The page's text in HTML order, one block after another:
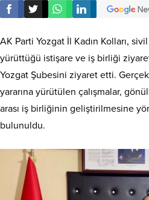
AK Parti Yozgat İl Kadın Kolları,
yürüttüğü istişare ve iş birliği
Yozgat Şubesini ziyaret etti.
yararına yürütülen çalışmalar,
arası iş birliğinin geliştirilmesine
bulunuldu.